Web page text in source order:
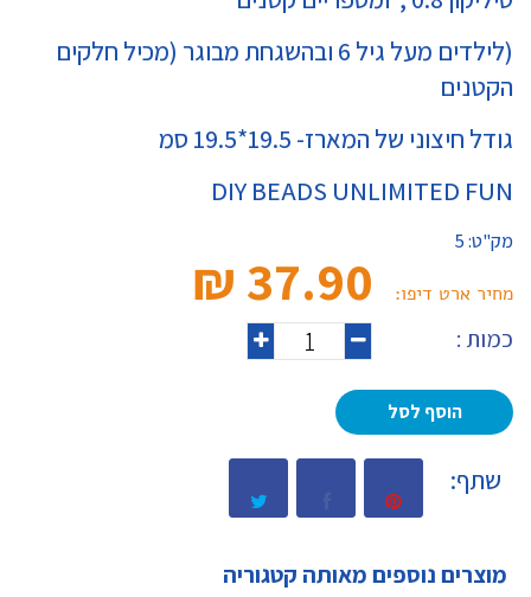
(לילדים מעל גיל 6 ובהשגחת מבוגר (מכיל חלקים
הקטנים
גודל חיצוני של המארז- 19.5*19.5 סמ
DIY BEADS UNLIMITED FUN
מק"ט:5
מחיר ארט דיפו: 37.90 ₪‎
כמות :
הוסף לסל
שתף:
מוצרים נוספים מאותה קטגוריה